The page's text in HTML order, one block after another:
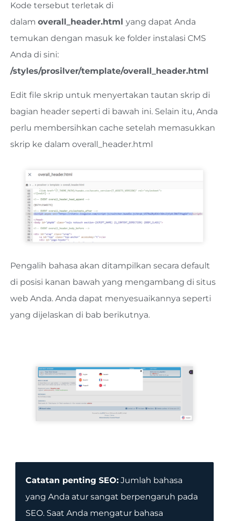
Kode tersebut terletak di
dalam overall_header.html yang dapat Anda
temukan dengan masuk ke folder instalasi CMS
Anda di sini:
/styles/prosilver/template/overall_header.html
Edit file skrip untuk menyertakan tautan skrip di
bagian header seperti di bawah ini. Selain itu, Anda
perlu membersihkan cache setelah memasukkan
skrip ke dalam overall_header.html
Pengalih bahasa akan ditampilkan secara default
di posisi kanan bawah yang mengambang di situs
web Anda. Anda dapat menyesuaikannya seperti
yang dijelaskan di bab berikutnya.
Catatan penting SEO: Jumlah bahasa
yang Anda atur sangat berpengaruh pada
SEO. Saat Anda mengatur bahasa